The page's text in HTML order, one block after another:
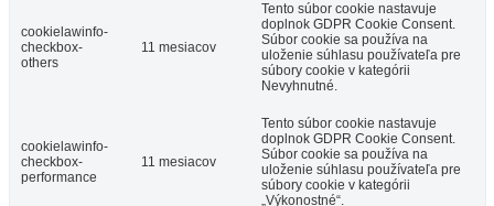
cookielawinfo-
checkbox-
others
11 mesiacov
Tento súbor cookie nastavuje
doplnok GDPR Cookie Consent.
Súbor cookie sa používa na
uloženie súhlasu používateľa pre
súbory cookie v kategórii
Nevyhnutné.
cookielawinfo-
checkbox-
performance
11 mesiacov
Tento súbor cookie nastavuje
doplnok GDPR Cookie Consent.
Súbor cookie sa používa na
uloženie súhlasu používateľa pre
súbory cookie v kategórii
„Výkonostné“.